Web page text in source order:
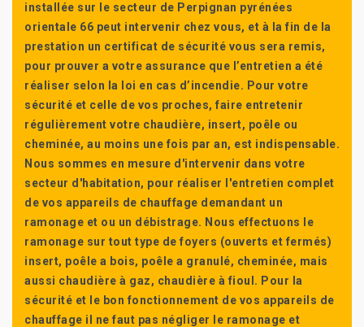
installée sur le secteur de Perpignan pyrénées
orientale 66 peut intervenir chez vous, et à la fin de la
prestation un certificat de sécurité vous sera remis,
pour prouver a votre assurance que l’entretien a été
réaliser selon la loi en cas d’incendie. Pour votre
sécurité et celle de vos proches, faire entretenir
régulièrement votre chaudière, insert, poêle ou
cheminée, au moins une fois par an, est indispensable.
Nous sommes en mesure d'intervenir dans votre
secteur d'habitation, pour réaliser l'entretien complet
de vos appareils de chauffage demandant un
ramonage et ou un débistrage. Nous effectuons le
ramonage sur tout type de foyers (ouverts et fermés)
insert, poêle a bois, poêle a granulé, cheminée, mais
aussi chaudière à gaz, chaudière à fioul. Pour la
sécurité et le bon fonctionnement de vos appareils de
chauffage il ne faut pas négliger le ramonage et